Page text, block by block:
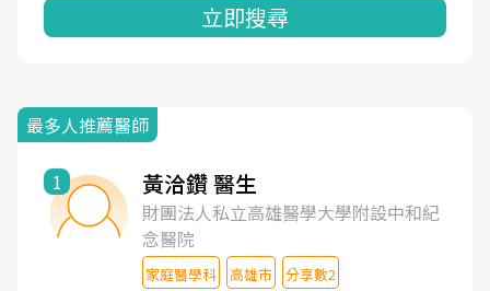
立即搜尋
最多人推薦醫師
1 黃洽鑽 醫生
財團法人私立高雄醫學大學附設中和紀
念醫院
家庭醫學科 高雄市 分享數2